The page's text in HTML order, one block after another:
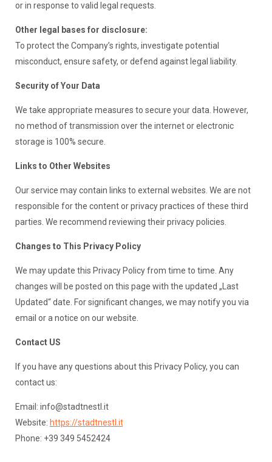
or in response to valid legal requests.
Other legal bases for disclosure:
To protect the Company’s rights, investigate potential
misconduct, ensure safety, or defend against legal liability.
Security of Your Data
We take appropriate measures to secure your data. However,
no method of transmission over the internet or electronic
storage is 100% secure.
Links to Other Websites
Our service may contain links to external websites. We are not
responsible for the content or privacy practices of these third
parties. We recommend reviewing their privacy policies.
Changes to This Privacy Policy
We may update this Privacy Policy from time to time. Any
changes will be posted on this page with the updated „Last
Updated“ date. For significant changes, we may notify you via
email or a notice on our website.
Contact US
If you have any questions about this Privacy Policy, you can
contact us:
Email: info@stadtnestl.it
Website: https://stadtnestl.it
Phone: +39 349 5452424